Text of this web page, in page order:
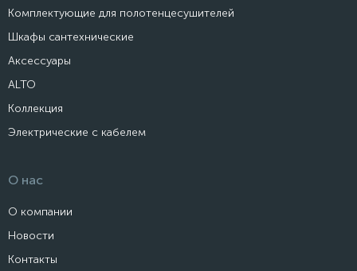
Комплектующие для полотенцесушителей
Шкафы сантехнические
Аксессуары
ALTO
Коллекция
Электрические с кабелем
О нас
О компании
Новости
Контакты